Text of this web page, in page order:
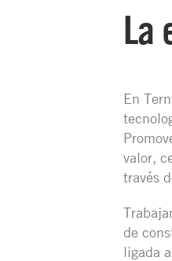
La
En
valor,
través
de
ligada